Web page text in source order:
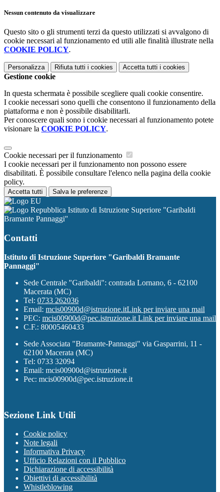
Nessun contenuto da visualizzare
Questo sito o gli strumenti terzi da questo utilizzati si avvalgono di
cookie necessari al funzionamento ed utili alle finalità illustrate nella
COOKIE POLICY.
Personalizza Rifiuta tutti i cookies Accetta tutti i cookies
Gestione cookie
In questa schermata è possibile scegliere quali cookie consentire.
I cookie necessari sono quelli che consentono il funzionamento della
piattaforma e non è possibile disabilitarli.
Per conoscere quali sono i cookie necessari al funzionamento potete
visionare la COOKIE POLICY.
Cookie necessari per il funzionamento
I cookie necessari per il funzionamento non possono essere
disabilitati. È possibile consultare l'elenco nella pagina della cookie
policy.
Accetta tutti Salva le preferenze
Istituto di Istruzione Superiore "Garibaldi
Bramante Pannaggi"
Contatti
Istituto di Istruzione Superiore "Garibaldi Bramante
Pannaggi"
Sede Centrale "Garibaldi": contrada Lornano, 6 - 62100
Macerata (MC)
Tel: 0733 262036
Email: mcis00900d@istruzione.itLink per inviare una mail
PEC: mcis00900d@pec.istruzione.it Link per inviare una mail
C.F.: 80005460433
Sede Associata "Bramante-Pannaggi" via Gasparrini, 11 -
62100 Macerata (MC)
Tel: 0733 32094
Email: mcis00900d@istruzione.it
Pec: mcis00900d@pec.istruzione.it
Sezione Link Utili
Cookie policy
Note legali
Informativa Privacy
Ufficio Relazioni con il Pubblico
Dichiarazione di accessibilità
Obiettivi di accessibilità
Whistleblowing